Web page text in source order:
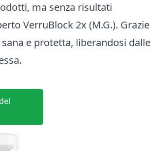
ma senza risultati
VerruBlock 2x (M.G.). Grazie
e protetta, liberandosi dalle